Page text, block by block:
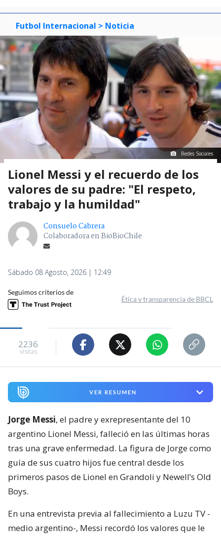
Futbol Internacional > Noticia
Redes Sociales
Lionel Messi y el recuerdo de los
valores de su padre: "El respeto,
trabajo y la humildad"
Consuelo Cabrera
Colaboradora en BioBioChile
Sábado 08 Agosto, 2026 | 12:49
Seguimos criterios de
Ética y transparencia de BBCL
2236
visitas
VER RESUMEN
Jorge Messi, el padre y exrepresentante del 10
argentino Lionel Messi, falleció en las últimas horas
tras una grave enfermedad. La figura de Jorge como
guía de sus cuatro hijos fue central desde los
primeros pasos de Lionel en Grandoli y Newell’s Old
Boys.
En una entrevista previa al fallecimiento a Luzu TV -
medio argentino-, Messi recordó los valores que le